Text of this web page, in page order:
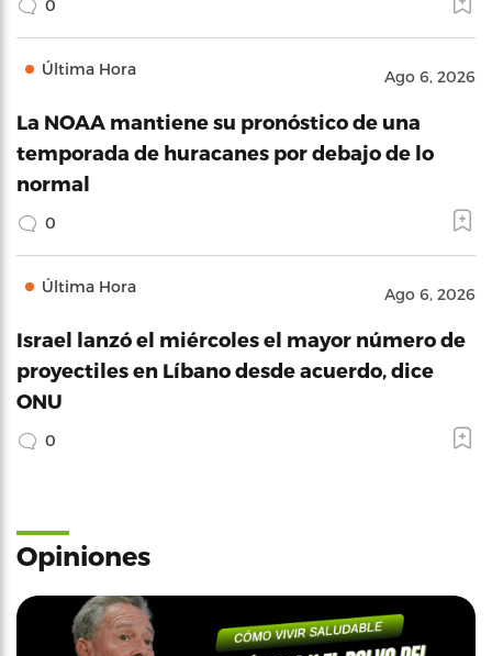
0
Última Hora Ago 6, 2026
La NOAA mantiene su pronóstico de una
temporada de huracanes por debajo de lo
normal
0
Última Hora Ago 6, 2026
Israel lanzó el miércoles el mayor número de
proyectiles en Líbano desde acuerdo, dice
ONU
0
Opiniones